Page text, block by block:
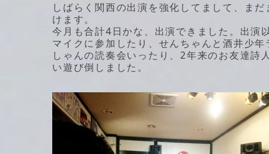
しばらく関西の出演を強化してまして、ま
けます。
今月も合計4日かな、出演できました。出演
マイクに参加したり、せんちゃんと酒井少
しゃんの読奏会いったり、2年来のお友達
い遊び倒しました。